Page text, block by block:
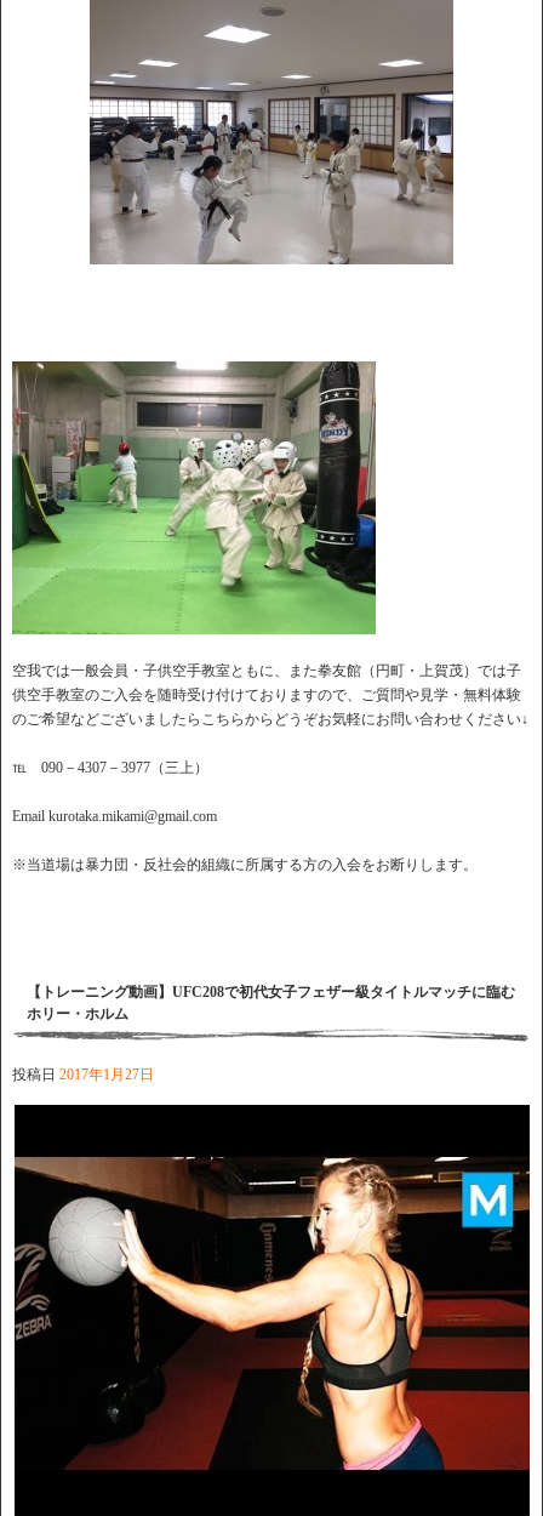
空我では一般会員・子供空手教室ともに、また拳友館（円町・上賀茂）では子
供空手教室のご入会を随時受け付けておりますので、ご質問や見学・無料体験
のご希望などございましたらこちらからどうぞお気軽にお問い合わせください↓
℡ 090－4307－3977（三上）
Email kurotaka.mikami@gmail.com
※当道場は暴力団・反社会的組織に所属する方の入会をお断りします。
【トレーニング動画】UFC208で初代女子フェザー級タイトルマッチに臨む
ホリー・ホルム
投稿日 2017年1月27日